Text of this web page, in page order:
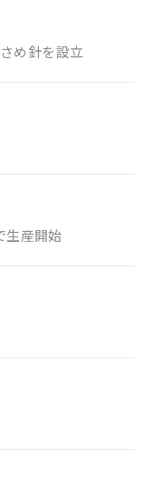
め針を設立
生産開始